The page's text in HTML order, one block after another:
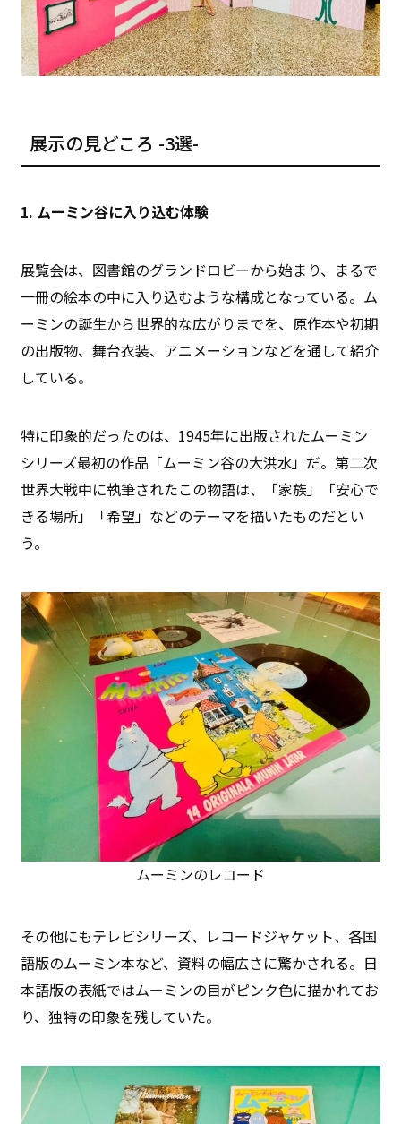
展示の見どころ -3選-
1. ムーミン谷に入り込む体験
展覧会は、図書館のグランドロビーから始まり、まるで
一冊の絵本の中に入り込むような構成となっている。ム
ーミンの誕生から世界的な広がりまでを、原作本や初期
の出版物、舞台衣装、アニメーションなどを通して紹介
している。
特に印象的だったのは、1945年に出版されたムーミン
シリーズ最初の作品「ムーミン谷の大洪水」だ。第二次
世界大戦中に執筆されたこの物語は、「家族」「安心で
きる場所」「希望」などのテーマを描いたものだとい
う。
ムーミンのレコード
その他にもテレビシリーズ、レコードジャケット、各国
語版のムーミン本など、資料の幅広さに驚かされる。日
本語版の表紙ではムーミンの目がピンク色に描かれてお
り、独特の印象を残していた。